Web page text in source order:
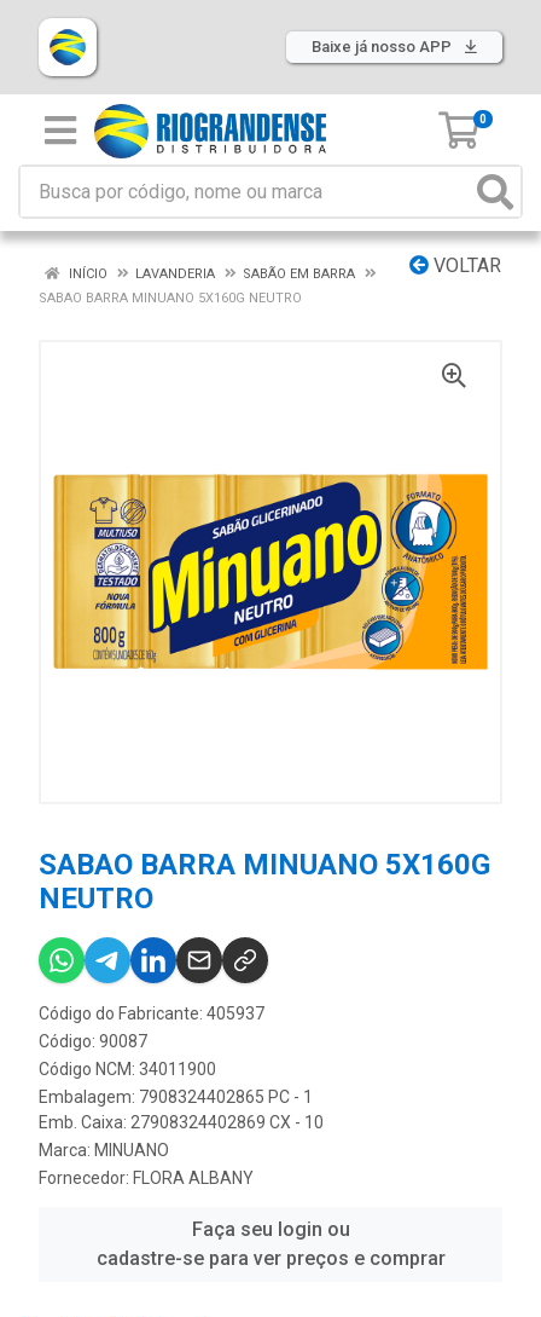
Baixe já nosso APP
0
VOLTAR
INÍCIO LAVANDERIA
SABÃO EM BARRA
SABAO BARRA MINUANO 5X160G NEUTRO
SABAO BARRA MINUANO 5X160G
NEUTRO
Código do Fabricante: 405937
Código: 90087
Código NCM: 34011900
Embalagem: 7908324402865 PC - 1
Emb. Caixa: 27908324402869 CX - 10
Marca: MINUANO
Fornecedor: FLORA ALBANY
Faça seu login ou
cadastre-se para ver preços e comprar